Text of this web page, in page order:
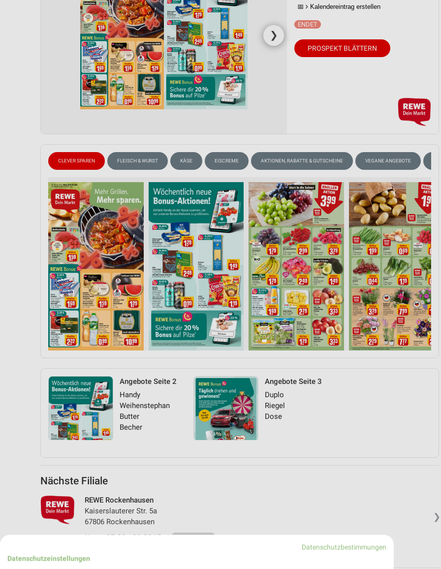
❯
📅 Kalendereintrag erstellen
PROSPEKT BLÄTTERN
CLEVER SPAREN FLEISCH & WURST KÄSE EISCREME AKTIONEN, RABATTE & GUTSCHEINE VEGANE ANGEBOTE
Angebote Seite 2
Handy
Weihenstephan
Butter
Becher
Angebote Seite 3
Duplo
Riegel
Dose
Nächste Filiale
❯
REWE Rockenhausen
Kaiserslauterer Str. 5a
67806 Rockenhausen
Heute 07:00 - 22:00 Uhr | Geschlossen
Datenschutzbestimmungen
Datenschutzeinstellungen